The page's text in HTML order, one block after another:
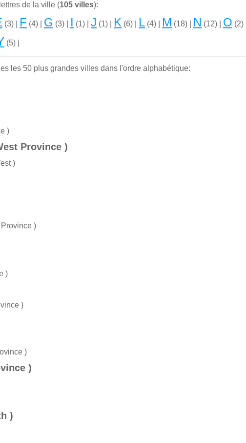
de la ville (105 villes):
(3) | F (4) | G (3) | I (1) | J (1) | K (6) | L (4) | M (18) | N (12) | O (2) |
(5) |
les 50 plus grandes villes dans l'ordre alphabétique:
)
Province )
)
)
)
)
)
)
)